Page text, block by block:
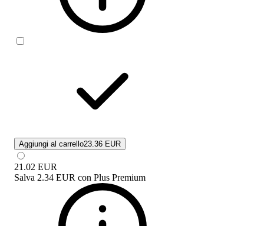
Aggiungi al carrello23.36 EUR
21.02 EUR
Salva 2.34 EUR con Plus Premium